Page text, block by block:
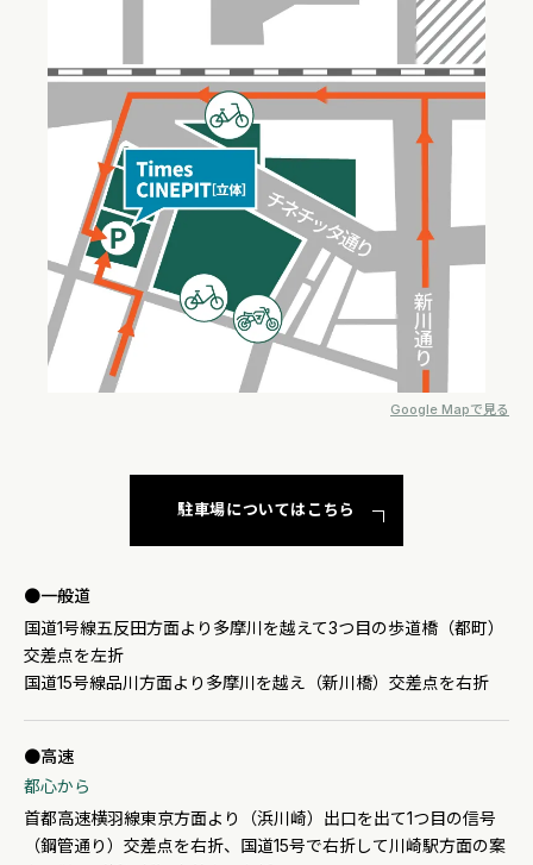
Google Mapで見る
駐車場についてはこちら
一般道
国道1号線五反田方面より多摩川を越えて3つ目の歩道橋（都町）
交差点を左折
国道15号線品川方面より多摩川を越え（新川橋）交差点を右折
高速
都心から
首都高速横羽線東京方面より（浜川崎）出口を出て1つ目の信号
（鋼管通り）交差点を右折、国道15号で右折して川崎駅方面の案